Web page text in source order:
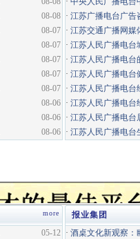
08-08
08-07
08-07
08-07
08-07
08-07
08-06
08-06
08-06
· 江苏广播电台广告
· 江苏交通广播网媒
· 江苏人民广播电台
· 江苏人民广播电台
· 江苏人民广播电台
· 江苏人民广播电台
· 江苏人民广播电台
· 江苏人民广播电台
· 江苏人民广播电台
more
报业集团
05-12 · 酒桌文化新观察：